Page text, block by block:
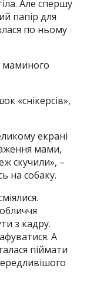
Але спершу
папір для
по ньому
маминого
«снікерсів»,
екрані
мами,
скучили», –
на собаку.
з кадру.
А
піймати